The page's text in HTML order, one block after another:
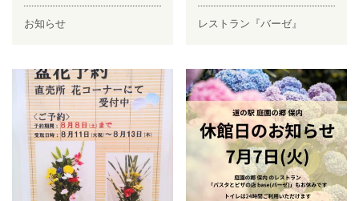
お知らせ レストラン『バーゼ』